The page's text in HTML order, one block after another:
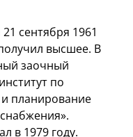
сентября 1961
высшее. В
заочный
по
планирование
в 1979 году.